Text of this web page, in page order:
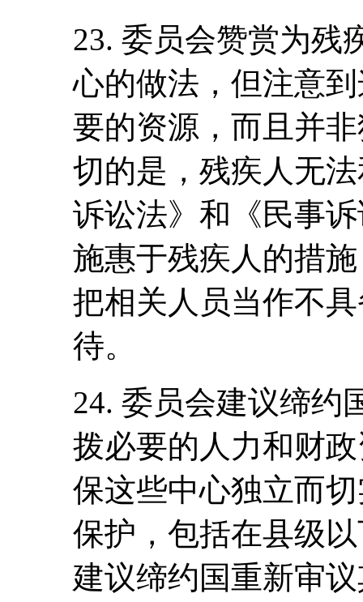
23. 委员会赞赏为残
心的做法，但注意
要的资源，而且并
切的是，残疾人无
诉讼法》和《民事
施惠于残疾人的措
把相关人员当作不
待。
24. 委员会建议缔约
拨必要的人力和财
保这些中心独立而
保护，包括在县级
建议缔约国重新审